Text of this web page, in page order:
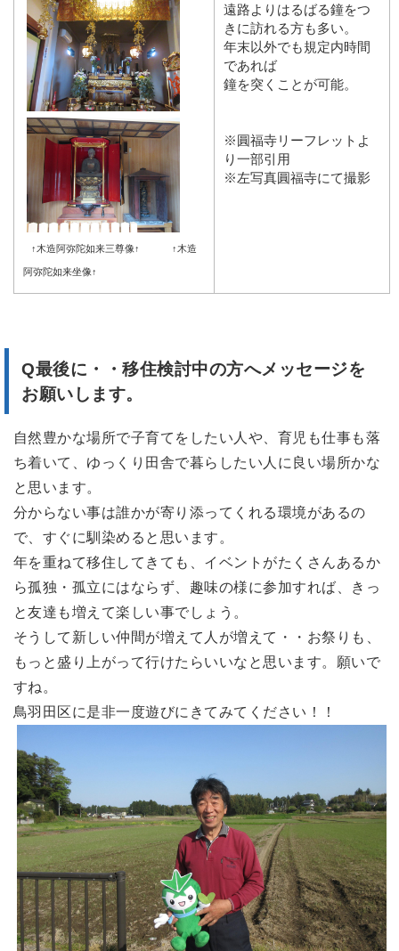
↑木造阿弥陀如来三尊像↑ ↑木造
阿弥陀如来坐像↑
遠路よりはるばる鐘をつ
きに訪れる方も多い。
年末以外でも規定内時間
であれば
鐘を突くことが可能。
※圓福寺リーフレットよ
り一部引用
※左写真圓福寺にて撮影
Q最後に・・移住検討中の方へメッセージを
お願いします。
自然豊かな場所で子育てをしたい人や、育児も仕事も落
ち着いて、ゆっくり田舎で暮らしたい人に良い場所かな
と思います。
分からない事は誰かが寄り添ってくれる環境があるの
で、すぐに馴染めると思います。
年を重ねて移住してきても、イベントがたくさんあるか
ら孤独・孤立にはならず、趣味の様に参加すれば、きっ
と友達も増えて楽しい事でしょう。
そうして新しい仲間が増えて人が増えて・・お祭りも、
もっと盛り上がって行けたらいいなと思います。願いで
すね。
鳥羽田区に是非一度遊びにきてみてください！！